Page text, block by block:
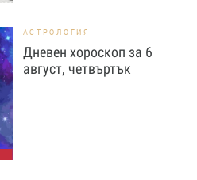
АСТРОЛОГИЯ
Дневен хороскоп за 6
август, четвъртък